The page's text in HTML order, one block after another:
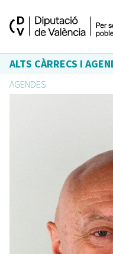
ALTS CÀRRECS I
AGENDES